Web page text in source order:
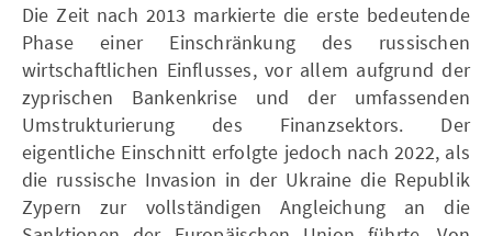
Die Zeit nach 2013 markierte die erste bedeutende
Phase einer Einschränkung des russischen
wirtschaftlichen Einflusses, vor allem aufgrund der
zyprischen Bankenkrise und der umfassenden
Umstrukturierung des Finanzsektors. Der
eigentliche Einschnitt erfolgte jedoch nach 2022, als
die russische Invasion in der Ukraine die Republik
Zypern zur vollständigen Angleichung an die